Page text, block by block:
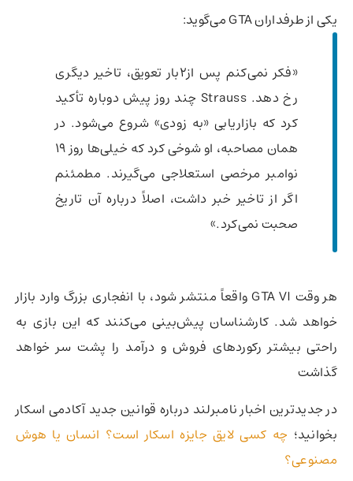
یکی از طرفداران GTA می‌گوید:
«فکر نمی‌کنم پس از2بار تعویق، تاخیر دیگری
رخ دهد. Strauss چند روز پیش دوباره تأکید
کرد که بازاریابی «به زودی» شروع می‌شود. در
همان مصاحبه، او شوخی کرد که خیلی‌ها روز ۱۹
نوامبر مرخصی استعلاجی می‌گیرند. مطمئنم
اگر از تاخیر خبر داشت، اصلاً درباره آن تاریخ
صحبت نمی‌کرد.»
هر وقت GTA VI واقعاً منتشر شود، با انفجاری بزرگ وارد بازار
خواهد شد. کارشناسان پیش‌بینی می‌کنند که این بازی به
راحتی بیشتر رکوردهای فروش و درآمد را پشت سر خواهد
گذاشت
در جدیدترین اخبار نامبرلند درباره قوانین جدید آکادمی اسکار
بخوانید؛ چه کسی لایق جایزه اسکار است؟ انسان یا هوش
مصنوعی؟